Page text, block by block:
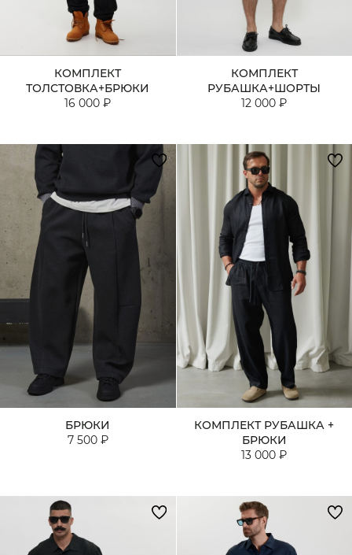
КОМПЛЕКТ
ТОЛСТОВКА+БРЮКИ
16 000 ₽
КОМПЛЕКТ
РУБАШКА+ШОРТЫ
12 000 ₽
БРЮКИ
7 500 ₽
КОМПЛЕКТ РУБАШКА +
БРЮКИ
13 000 ₽